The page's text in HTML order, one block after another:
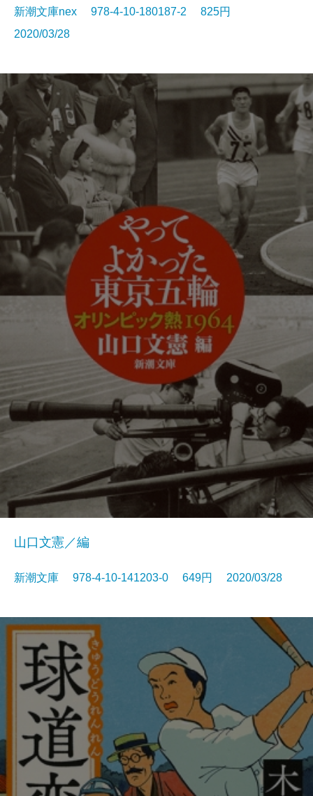
新潮文庫nex 978-4-10-180187-2 825円
2020/03/28
山口文憲／編
新潮文庫 978-4-10-141203-0 649円 2020/03/28